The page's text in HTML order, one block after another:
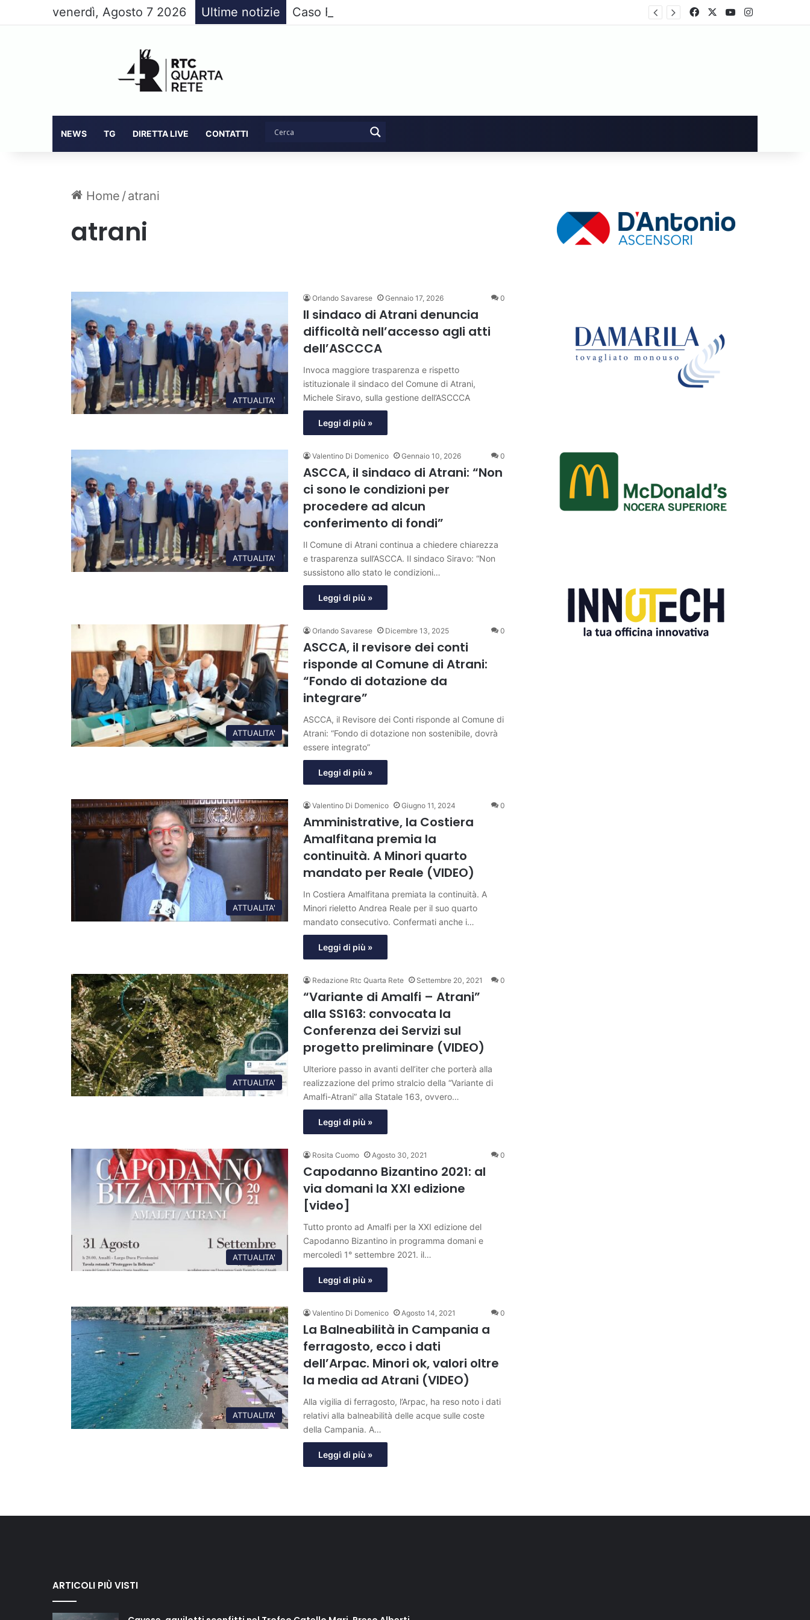
venerdì, Agosto 7 2026 Ultime notizie Caso Fariello, l’opposizione compatta non partecipa al voto Facebook You Tube
NEWS TG DIRETTA LIVE CONTATTI
Home /atrani
atrani
ATTUALITA'
Orlando Savarese Gennaio 17, 2026 0
Il sindaco di Atrani denuncia
difficoltà nell’accesso agli atti
dell’ASCCCA
Invoca maggiore trasparenza e rispetto
istituzionale il sindaco del Comune di Atrani,
Michele Siravo, sulla gestione dell’ASCCCA
Leggi di più »
ATTUALITA'
Valentino Di Domenico Gennaio 10, 2026 0
ASCCA, il sindaco di Atrani: “Non
ci sono le condizioni per
procedere ad alcun
conferimento di fondi”
Il Comune di Atrani continua a chiedere chiarezza
e trasparenza sull’ASCCA. Il sindaco Siravo: “Non
sussistono allo stato le condizioni…
Leggi di più »
ATTUALITA'
Orlando Savarese Dicembre 13, 2025 0
ASCCA, il revisore dei conti
risponde al Comune di Atrani:
“Fondo di dotazione da
integrare”
ASCCA, il Revisore dei Conti risponde al Comune di
Atrani: “Fondo di dotazione non sostenibile, dovrà
essere integrato”
Leggi di più »
ATTUALITA'
Valentino Di Domenico Giugno 11, 2024 0
Amministrative, la Costiera
Amalfitana premia la
continuità. A Minori quarto
mandato per Reale (VIDEO)
In Costiera Amalfitana premiata la continuità. A
Minori rieletto Andrea Reale per il suo quarto
mandato consecutivo. Confermati anche i…
Leggi di più »
ATTUALITA'
Redazione Rtc Quarta Rete Settembre 20, 2021 0
“Variante di Amalfi – Atrani”
alla SS163: convocata la
Conferenza dei Servizi sul
progetto preliminare (VIDEO)
Ulteriore passo in avanti dell’iter che porterà alla
realizzazione del primo stralcio della “Variante di
Amalfi-Atrani” alla Statale 163, ovvero…
Leggi di più »
ATTUALITA'
Rosita Cuomo Agosto 30, 2021 0
Capodanno Bizantino 2021: al
via domani la XXI edizione
[video]
Tutto pronto ad Amalfi per la XXI edizione del
Capodanno Bizantino in programma domani e
mercoledì 1° settembre 2021. il…
Leggi di più »
ATTUALITA'
Valentino Di Domenico Agosto 14, 2021 0
La Balneabilità in Campania a
ferragosto, ecco i dati
dell’Arpac. Minori ok, valori oltre
la media ad Atrani (VIDEO)
Alla vigilia di ferragosto, l’Arpac, ha reso noto i dati
relativi alla balneabilità delle acque sulle coste
della Campania. A…
Leggi di più »
ARTICOLI PIÙ VISTI